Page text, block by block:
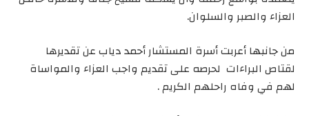
العزاء والصبر والسلوان.
من جانبها أعربت أسرة المستشار أحمد دياب عن تقديرها
لقتاص البراءات لحرصه على تقديم واجب العزاء والمواساة
لهم في وفاه راحلهم الكريم .